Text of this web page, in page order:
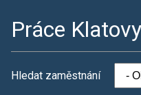
Práce Klatovy
Hledat zaměstnání